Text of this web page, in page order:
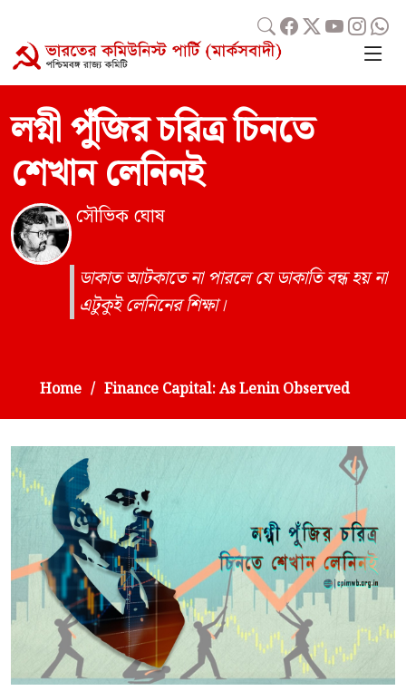
লগ্নী পুঁজির চরিত্র চিনতে
শেখান লেনিনই
সৌভিক ঘোষ
ডাকাত আটকাতে না পারলে যে ডাকাতি বন্ধ হয় না
এটুকুই লেনিনের শিক্ষা।
Home Finance Capital: As Lenin Observed